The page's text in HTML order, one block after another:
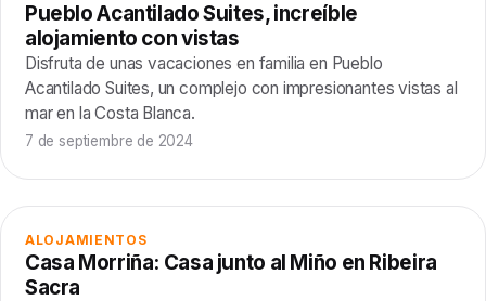
Pueblo Acantilado Suites, increíble
alojamiento con vistas
Disfruta de unas vacaciones en familia en Pueblo
Acantilado Suites, un complejo con impresionantes vistas al
mar en la Costa Blanca.
7 de septiembre de 2024
ALOJAMIENTOS
Casa Morriña: Casa junto al Miño en Ribeira
Sacra